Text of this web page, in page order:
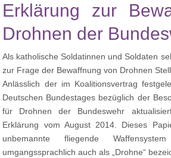
Erklärung zur
Drohnen der
Als katholische Soldatinnen und Soldaten
zur Frage der Bewaffnung von Drohnen
Anlässlich der im Koalitionsvertrag
Deutschen Bundestages bezüglich der
für Drohnen der Bundeswehr
Erklärung vom August 2014. Dieses
unbemannte fliegende
umgangssprachlich auch als „Drohne“